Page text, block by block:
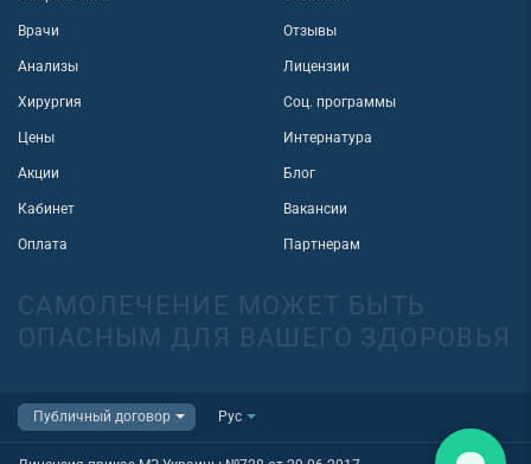
Врачи
Анализы
Хирургия
Цены
Акции
Кабинет
Оплата
Отзывы
Лицензии
Соц. программы
Интернатура
Блог
Вакансии
Партнерам
САМОЛЕЧЕНИЕ МОЖЕТ БЫТЬ
ОПАСНЫМ ДЛЯ ВАШЕГО ЗДОРОВЬЯ